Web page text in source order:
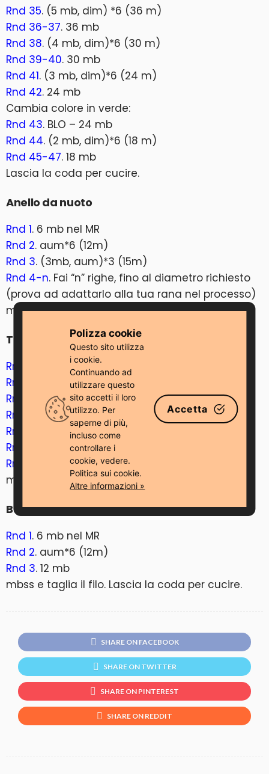
Rnd 35. (5 mb, dim) *6 (36 m)
Rnd 36-37. 36 mb
Rnd 38. (4 mb, dim)*6 (30 m)
Rnd 39-40. 30 mb
Rnd 41. (3 mb, dim)*6 (24 m)
Rnd 42. 24 mb
Cambia colore in verde:
Rnd 43. BLO – 24 mb
Rnd 44. (2 mb, dim)*6 (18 m)
Rnd 45-47. 18 mb
Lascia la coda per cucire.
Anello da nuoto
Rnd 1. 6 mb nel MR
Rnd 2. aum*6 (12m)
Rnd 3. (3mb, aum)*3 (15m)
Rnd 4-n. Fai “n” righe, fino al diametro richiesto
(prova ad adattarlo alla tua rana nel processo)
mbss e taglia il filo. Lascia la coda per cucire.
Testa d’anatra
Rnd 1
. 6 mb nel MR
Rnd 2
. aum*6 (12m)
Rnd 3
. (1mb, aum)*6 (18m)
Rnd 4
. (2mb, aum)*6 (24m)
Rnd 5-8
. 24 mb
Rnd 9
. (2mb, dim)*6 (18m)
Rnd 10
. (1mb, dim)*6 (12m)
mbss e taglia il filo. Lascia la coda per cucire.
Becco
Rnd 1. 6 mb nel MR
Rnd 2. aum*6 (12m)
Rnd 3. 12 mb
mbss e taglia il filo. Lascia la coda per cucire.
SHARE ON FACEBOOK
SHARE ON TWITTER
SHARE ON PINTEREST
SHARE ON REDDIT
Polizza cookie
Questo sito utilizza
i cookie.
Continuando ad
utilizzare questo
sito accetti il ​​loro
utilizzo. Per
saperne di più,
incluso come
controllare i
cookie, vedere.
Politica sui cookie.
Altre informazioni »
Accetta